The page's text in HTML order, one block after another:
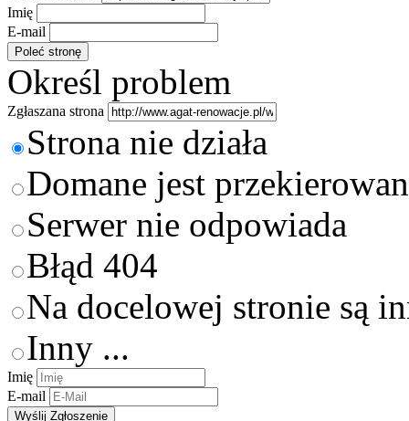
Imię
E-mail
Określ problem
Zgłaszana strona
Strona nie działa
Domane jest
Serwer nie odpowiada
Błąd 404
Na docelowej stronie są
Inny ...
Imię
E-mail